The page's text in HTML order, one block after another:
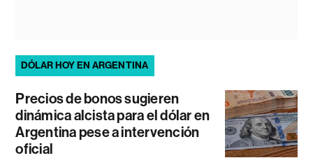
DÓLAR HOY EN ARGENTINA
Precios de bonos sugieren
dinámica alcista para el dólar en
Argentina pese a intervención
oficial